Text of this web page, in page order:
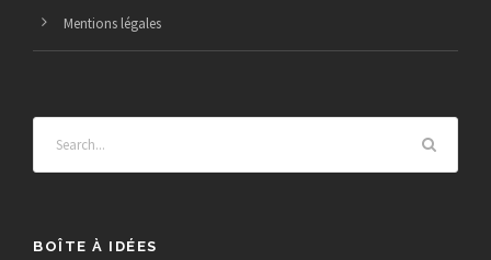
Mentions légales
BOÎTE À IDÉES